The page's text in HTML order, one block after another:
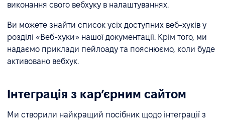
виконання свого вебхуку в налаштуваннях.
Ви можете знайти список усіх доступних веб-хуків у
розділі «Веб-хуки» нашої документації. Крім того, ми
надаємо приклади пейлоаду та пояснюємо, коли буде
активовано вебхук.
Інтеграція з кар’єрним сайтом
Ми створили найкращий посібник щодо інтеграції з